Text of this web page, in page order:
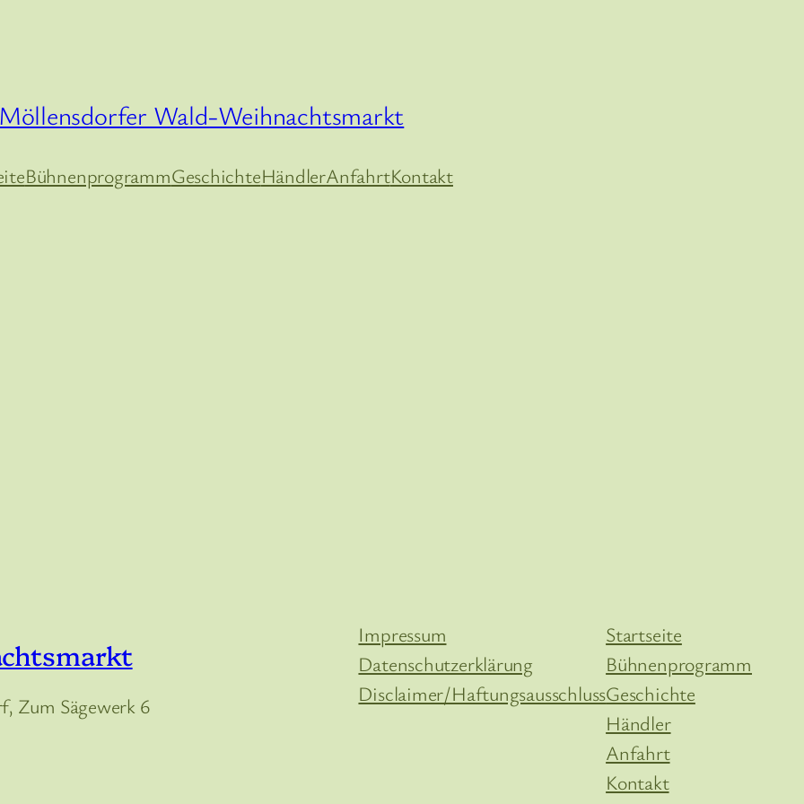
Möllensdorfer Wald-Weihnachtsmarkt
BühnenprogrammGeschichteHändlerAnfahrtKontakt
Zum Sägewerk 6
Impressum
Datenschutzerklärung
Disclaimer/Haftungsausschluss
Startseite
Bühnenprogramm
Geschichte
Händler
Anfahrt
Kontakt